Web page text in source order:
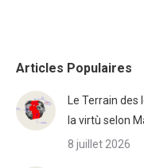
Articles Populaires
Le Terrain
la virtù selon
8 juillet 2026